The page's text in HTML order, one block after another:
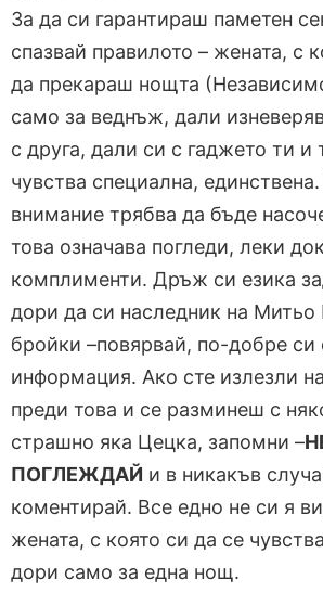
За да си гарантираш паметен
спазвай правилото – жената, с
да прекараш нощта
само за веднъж, дали
с друга, дали си с гаджето ти и
чувства специална,
внимание трябва да бъде
това означава погледи, леки
комплименти. Дръж си езика
дори да си наследник на
бройки –повярвай, по-добре си
информация. Ако сте излезли
преди това и се разминеш с
страшно яка Цецка, запомни –
ПОГЛЕЖДАЙ и в никакъв
коментирай. Все едно не си я
жената, с която си да се
дори само за една нощ.